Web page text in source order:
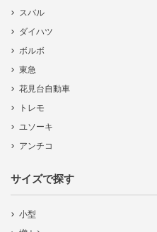
スバル
ダイハツ
ボルボ
東急
花見台自動車
トレモ
ユソーキ
アンチコ
サイズで探す
小型